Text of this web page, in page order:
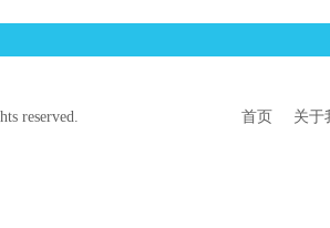
reserved. 首页 关于